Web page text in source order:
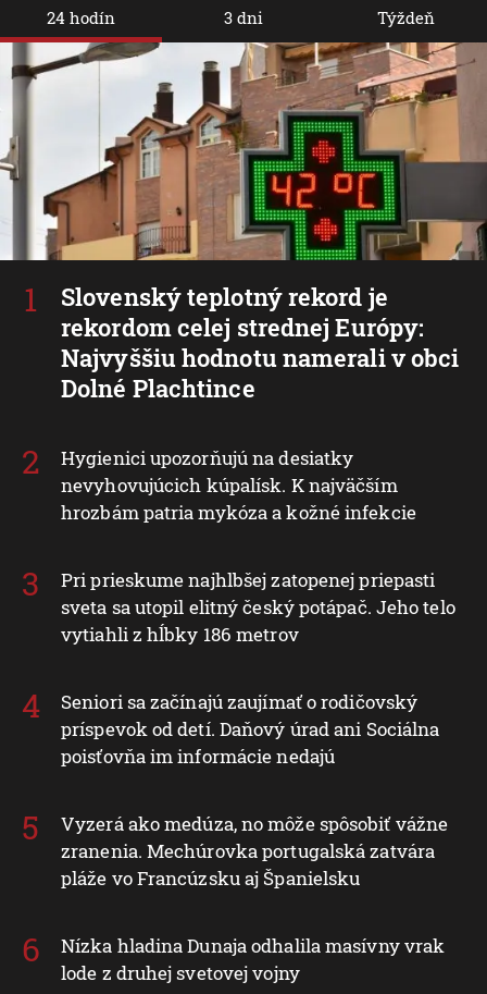
24 hodín
Slovenský teplotný rekord je
rekordom celej strednej Európy:
Najvyššiu hodnotu namerali v obci
Dolné Plachtince
Hygienici upozorňujú na desiatky
nevyhovujúcich kúpalísk. K najväčším
hrozbám patria mykóza a kožné infekcie
Pri prieskume najhlbšej zatopenej priepasti
sveta sa utopil elitný český potápač. Jeho telo
vytiahli z hĺbky 186 metrov
Seniori sa začínajú zaujímať o rodičovský
príspevok od detí. Daňový úrad ani Sociálna
poisťovňa im informácie nedajú
Vyzerá ako medúza, no môže spôsobiť vážne
zranenia. Mechúrovka portugalská zatvára
pláže vo Francúzsku aj Španielsku
Nízka hladina Dunaja odhalila masívny vrak
lode z druhej svetovej vojny
3 dni Týždeň